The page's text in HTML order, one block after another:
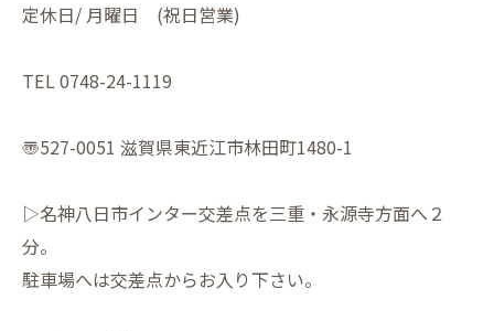
定休日/ 月曜日 (祝日営業)
TEL 0748-24-1119
〠527-0051 滋賀県東近江市林田町1480-1
▷名神八日市インター交差点を三重・永源寺方面へ２
分。
駐車場へは交差点からお入り下さい。